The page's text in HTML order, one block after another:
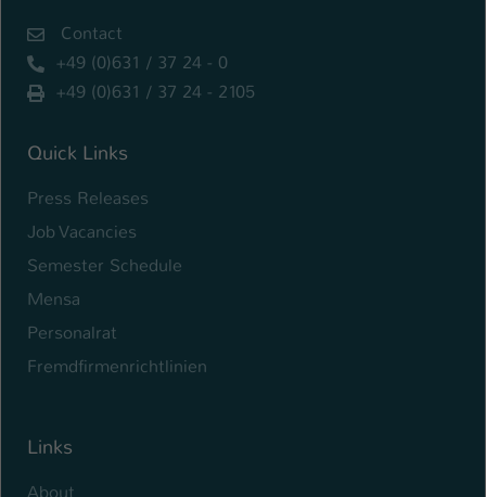
Contact
+49 (0)631 / 37 24 - 0
+49 (0)631 / 37 24 - 2105
Quick Links
Press Releases
Job Vacancies
Semester Schedule
Mensa
Personalrat
Fremdfirmenrichtlinien
Links